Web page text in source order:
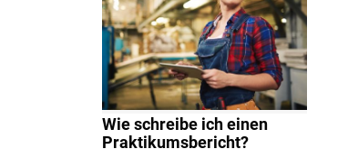
Wie schreibe ich einen
Praktikumsbericht?